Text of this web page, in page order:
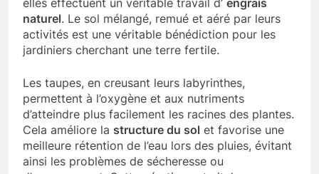
naturel. Le sol mélangé, remué et aéré par leurs
activités est une véritable bénédiction pour les
jardiniers cherchant une terre fertile.
Les taupes, en creusant leurs labyrinthes,
permettent à l’oxygène et aux nutriments
d’atteindre plus facilement les racines des plantes.
Cela améliore la structure du sol et favorise une
meilleure rétention de l’eau lors des pluies, évitant
ainsi les problèmes de sécheresse ou